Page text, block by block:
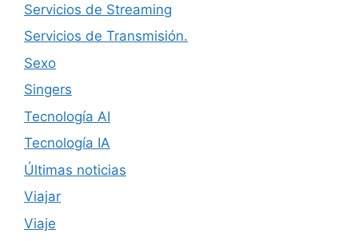
Servicios de Streaming
Servicios de Transmisión.
Sexo
Singers
Tecnología AI
Tecnología IA
Últimas noticias
Viajar
Viaje